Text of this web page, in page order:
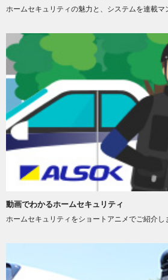
ホームセキュリティの魅力と、システムを連載マ
動画でわかるホームセキュリティ
ホームセキュリティをショートアニメでご紹介し